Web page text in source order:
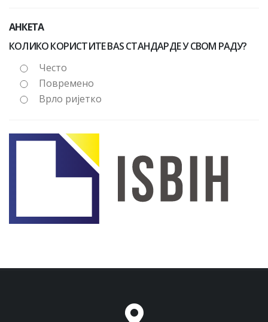
АНКЕТА
КОЛИКО КОРИСТИТЕ BAS СТАНДАРДЕ У СВОМ РАДУ?
Често
Повремено
Врло ријетко